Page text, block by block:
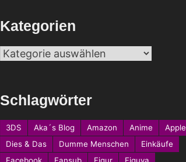
Kategorien
Kategorien
Schlagwörter
3DS Aka´s Blog Amazon Anime
Apple
Dies & Das
Dumme Menschen
Einkäufe